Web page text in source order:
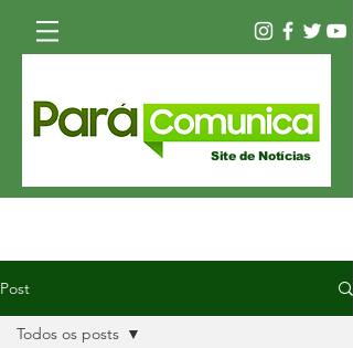
Site de Notícias
Post
Todos os posts